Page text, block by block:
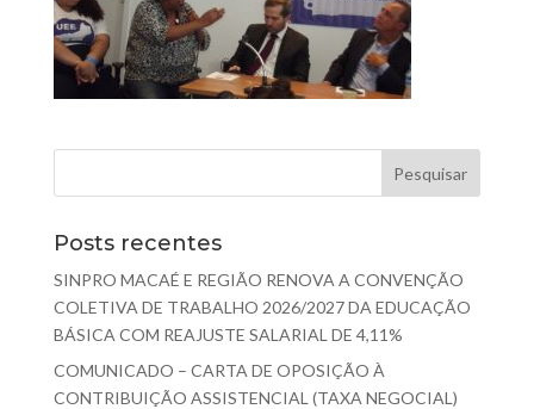
Posts recentes
SINPRO MACAÉ E REGIÃO RENOVA A CONVENÇÃO
COLETIVA DE TRABALHO 2026/2027 DA EDUCAÇÃO
BÁSICA COM REAJUSTE SALARIAL DE 4,11%
COMUNICADO – CARTA DE OPOSIÇÃO À
CONTRIBUIÇÃO ASSISTENCIAL (TAXA NEGOCIAL)